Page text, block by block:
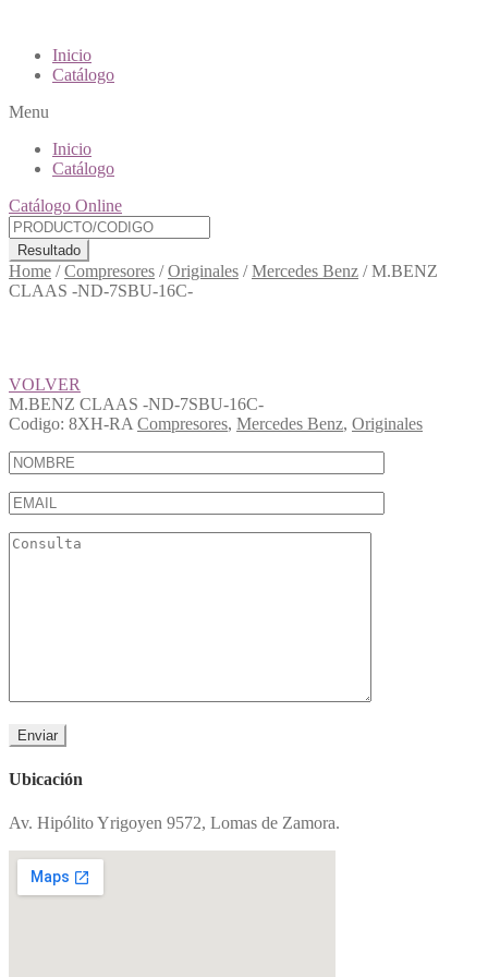
Inicio
Catálogo
Menu
Inicio
Catálogo
Catálogo Online
Resultado
Home /Compresores /Originales /Mercedes Benz /M.BENZ
CLAAS -ND-7SBU-16C-
VOLVER
M.BENZ CLAAS -ND-7SBU-16C-
Codigo: 8XH-RA Compresores, Mercedes Benz, Originales
Ubicación
Av. Hipólito Yrigoyen 9572, Lomas de Zamora.